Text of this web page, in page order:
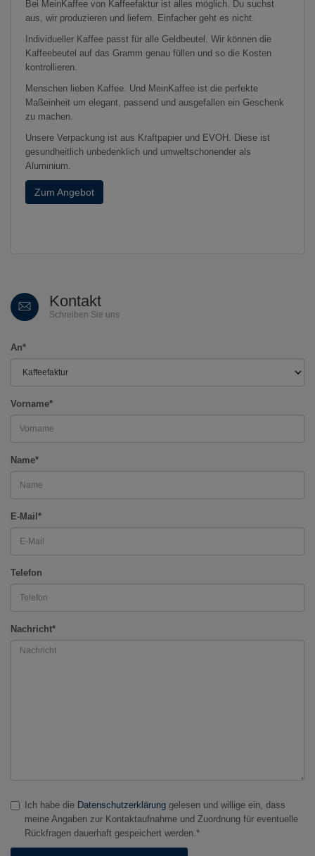
Bei MeinKaffee von Kaffeefaktur ist alles möglich. Du suchst
aus, wir produzieren und liefern. Einfacher geht es nicht.
Individueller Kaffee passt für alle Geldbeutel. Wir können die
Kaffeebeutel auf das Gramm genau füllen und so die Kosten
kontrollieren.
Menschen lieben Kaffee. Und MeinKaffee ist die perfekte
Maßeinheit um elegant, passend und ausgefallen ein Geschenk
zu machen.
Unsere Verpackung ist aus Kraftpapier und EVOH. Diese ist
gesundheitlich unbedenklich und umweltschonender als
Aluminium.
Zum Angebot
Kontakt
Schreiben Sie uns
An*
Vorname*
Name*
E-Mail*
Telefon
Nachricht*
Ich habe die Datenschutzerklärung gelesen und willige ein, dass
meine Angaben zur Kontaktaufnahme und Zuordnung für eventuelle
Rückfragen dauerhaft gespeichert werden.*